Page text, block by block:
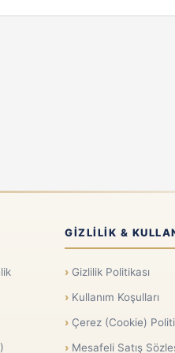
GIZLILIK &
Gizlilik Politikası
Kullanım Koşulları
Çerez (Cookie)
Mesafeli Satış